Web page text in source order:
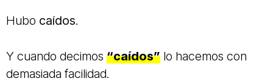
Hubo caídos.
Y cuando decimos “caídos” lo hacemos con
demasiada facilidad.